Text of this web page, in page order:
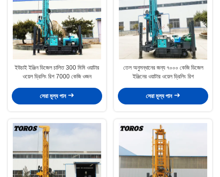
ইউচাই ইঞ্জিন ডিজেল চালিত 300 মিমি ওয়াটার
ওয়েল ড্রিলিং রিগ 7000 কেজি ওজন
সেরা মূল্য পান
তেল অনুসন্ধানের জন্য ৭০০০ কেজি ডিজেল
ইঞ্জিনের ওয়াটার ওয়েল ড্রিলিং রিগ
সেরা মূল্য পান